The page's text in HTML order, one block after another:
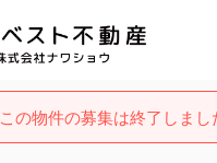
この物件の募集は終了しまし